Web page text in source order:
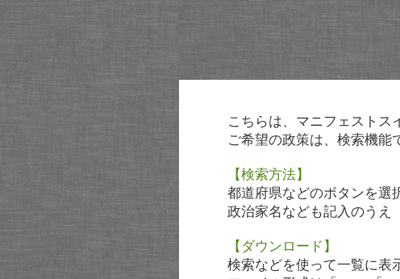
こちらは、マニフェストス
ご希望の政策は、検索機能
【検索方法】
都道府県などのボタンを選
政治家名なども記入のうえ
【ダウンロード】
検索などを使って一覧に表